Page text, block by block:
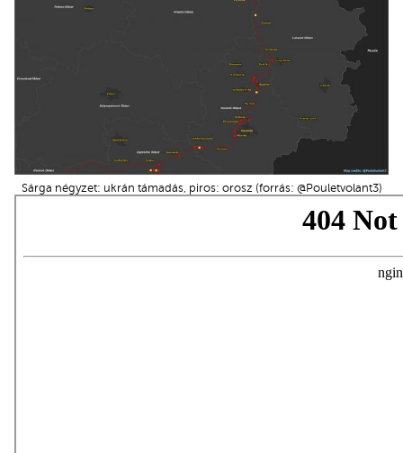
Sárga négyzet: ukrán támadás, piros: orosz (forrás: @Pouletvolant3)